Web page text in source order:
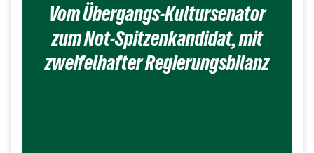
Vom Übergangs-Kultursenator
zum Not-Spitzenkandidat, mit
zweifelhafter Regierungsbilanz